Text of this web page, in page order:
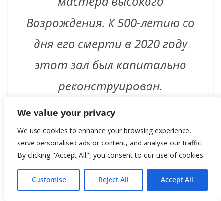
We value your privacy
We use cookies to enhance your browsing experience,
serve personalised ads or content, and analyse our traffic.
By clicking "Accept All", you consent to our use of cookies.
Customise Reject All Accept All
Возрождения. К 500-летию со
дня его смерти в 2020 году
этот зал был капитально
реконструирован.
Если обходным путём
добраться до этого зала, то
выясняется, что он называется
«Великолепие и общество». В